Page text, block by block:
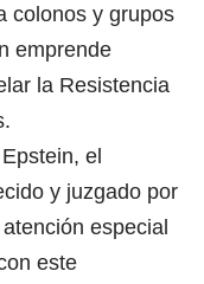
colonos y grupos
emprende
la Resistencia
el
y juzgado por
especial
este